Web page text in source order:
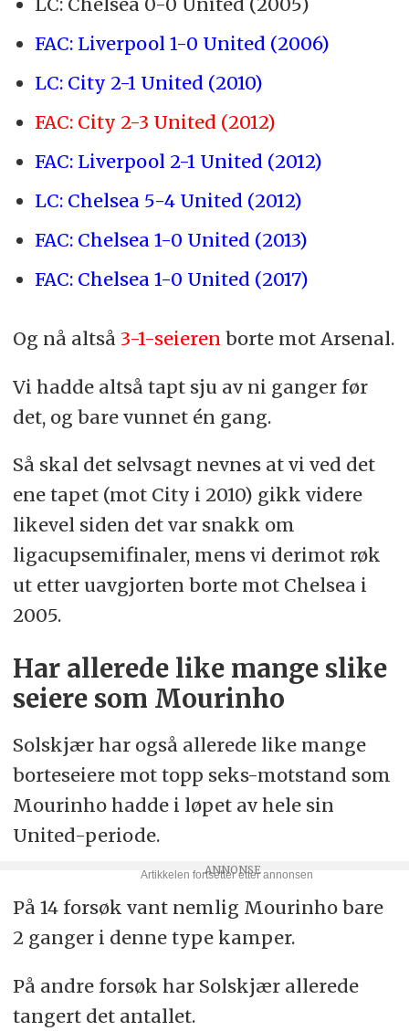
FAC: Liverpool 1-0 United (2006)
LC: City 2-1 United (2010)
FAC: City 2-3 United (2012)
FAC: Liverpool 2-1 United (2012)
LC: Chelsea 5-4 United (2012)
FAC: Chelsea 1-0 United (2013)
FAC: Chelsea 1-0 United (2017)
Og nå altså 3-1-seieren borte mot Arsenal.
Vi hadde altså tapt sju av ni ganger før
det, og bare vunnet én gang.
Så skal det selvsagt nevnes at vi ved det
ene tapet (mot City i 2010) gikk videre
likevel siden det var snakk om
ligacupsemifinaler, mens vi derimot røk
ut etter uavgjorten borte mot Chelsea i
2005.
Har allerede like mange slike
seiere som Mourinho
Solskjær har også allerede like mange
borteseiere mot topp seks-motstand som
Mourinho hadde i løpet av hele sin
United-periode.
På 14 forsøk vant nemlig Mourinho bare
2 ganger i denne type kamper.
På andre forsøk har Solskjær allerede
tangert det antallet.